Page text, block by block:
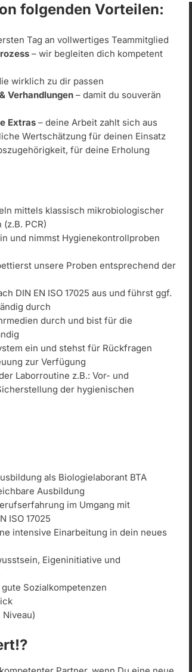
folgenden Vorteilen:
Tag an vollwertiges Teammitglied
– wir begleiten dich kompetent
wirklich zu dir passen
Verhandlungen – damit du souverän
Extras – deine Arbeit zahlt sich aus
Wertschätzung für deinen Einsatz
für deine Erholung
mittels klassisch mikrobiologischer
PCR)
und nimmst Hygienekontrollproben
unsere Proben entsprechend der
DIN EN ISO 17025 aus und führst ggf.
durch
durch und bist für die
ein und stehst für Rückfragen
zur Verfügung
Laborroutine z.B.: Vor- und
der hygienischen
als Biologielaborant BTA
Ausbildung
im Umgang mit
ISO 17025
intensive Einarbeitung in dein neues
Eigeninitiative und
Sozialkompetenzen